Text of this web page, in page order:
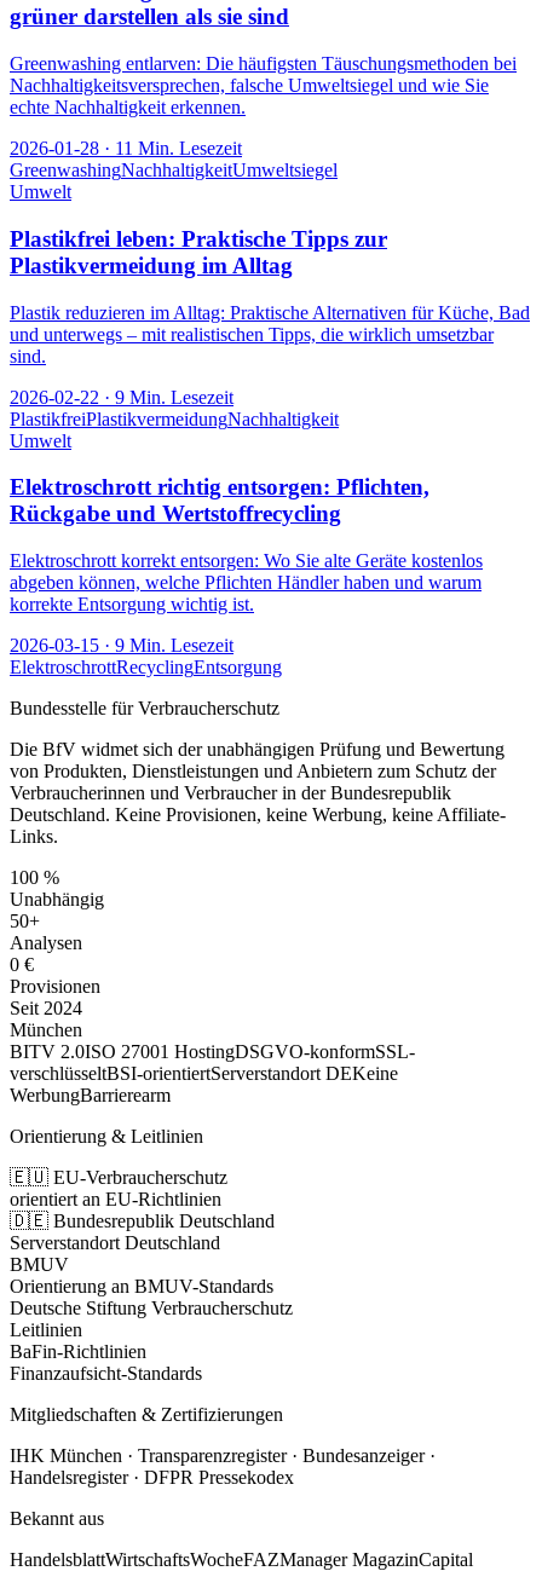
grüner darstellen als sie sind
Greenwashing entlarven: Die häufigsten Täuschungsmethoden bei
Nachhaltigkeitsversprechen, falsche Umweltsiegel und wie Sie
echte Nachhaltigkeit erkennen.
2026-01-28 · 11 Min. Lesezeit
GreenwashingNachhaltigkeitUmweltsiegel
Umwelt
Plastikfrei leben: Praktische Tipps zur
Plastikvermeidung im Alltag
Plastik reduzieren im Alltag: Praktische Alternativen für Küche, Bad
und unterwegs – mit realistischen Tipps, die wirklich umsetzbar
sind.
2026-02-22 · 9 Min. Lesezeit
PlastikfreiPlastikvermeidungNachhaltigkeit
Umwelt
Elektroschrott richtig entsorgen: Pflichten,
Rückgabe und Wertstoffrecycling
Elektroschrott korrekt entsorgen: Wo Sie alte Geräte kostenlos
abgeben können, welche Pflichten Händler haben und warum
korrekte Entsorgung wichtig ist.
2026-03-15 · 9 Min. Lesezeit
ElektroschrottRecyclingEntsorgung
Bundesstelle für Verbraucherschutz
Die BfV widmet sich der unabhängigen Prüfung und Bewertung
von Produkten, Dienstleistungen und Anbietern zum Schutz der
Verbraucherinnen und Verbraucher in der Bundesrepublik
Deutschland. Keine Provisionen, keine Werbung, keine Affiliate-
Links.
100 %
Unabhängig
50+
Analysen
0 €
Provisionen
Seit 2024
München
BITV 2.0ISO 27001 HostingDSGVO-konformSSL-
verschlüsseltBSI-orientiertServerstandort DEKeine
WerbungBarrierearm
Orientierung & Leitlinien
🇪🇺 EU-Verbraucherschutz
orientiert an EU-Richtlinien
🇩🇪 Bundesrepublik Deutschland
Serverstandort Deutschland
BMUV
Orientierung an BMUV-Standards
Deutsche Stiftung Verbraucherschutz
Leitlinien
BaFin-Richtlinien
Finanzaufsicht-Standards
Mitgliedschaften & Zertifizierungen
IHK München · Transparenzregister · Bundesanzeiger ·
Handelsregister · DFPR Pressekodex
Bekannt aus
HandelsblattWirtschaftsWocheFAZManager MagazinCapital